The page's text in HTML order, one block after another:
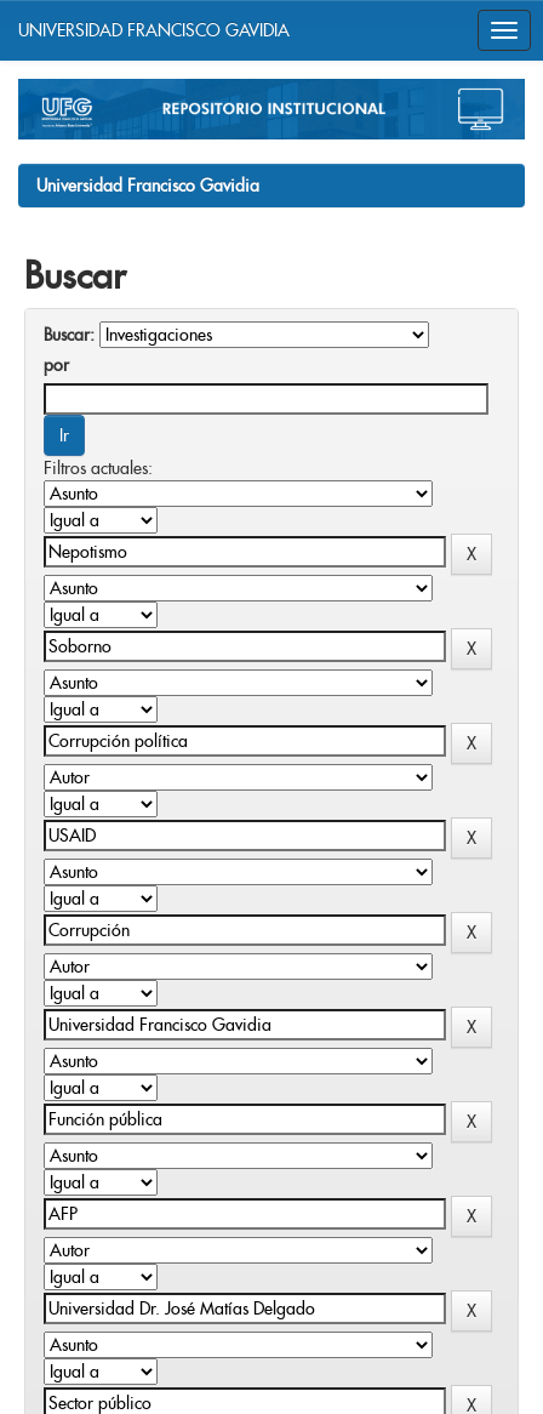
navigation
UNIVERSIDAD FRANCISCO GAVIDIA
Universidad Francisco Gavidia
Buscar
Buscar:
por
Filtros actuales: